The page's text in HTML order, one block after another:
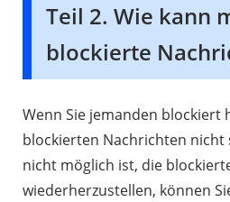
Teil 2. Wie kann
blockierte
Wenn Sie jemanden blockiert
blockierten Nachrichten nicht
nicht möglich ist, die
wiederherzustellen, können